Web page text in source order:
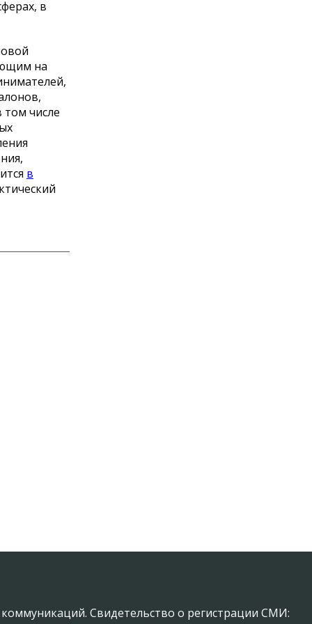
в
на
том числе
в
Свидетельство о регистрации СМИ: